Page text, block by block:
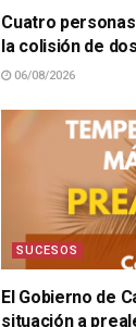
Cuatro
la colisión de
06/08/2026
SUCESOS
El Gobierno de
situación a